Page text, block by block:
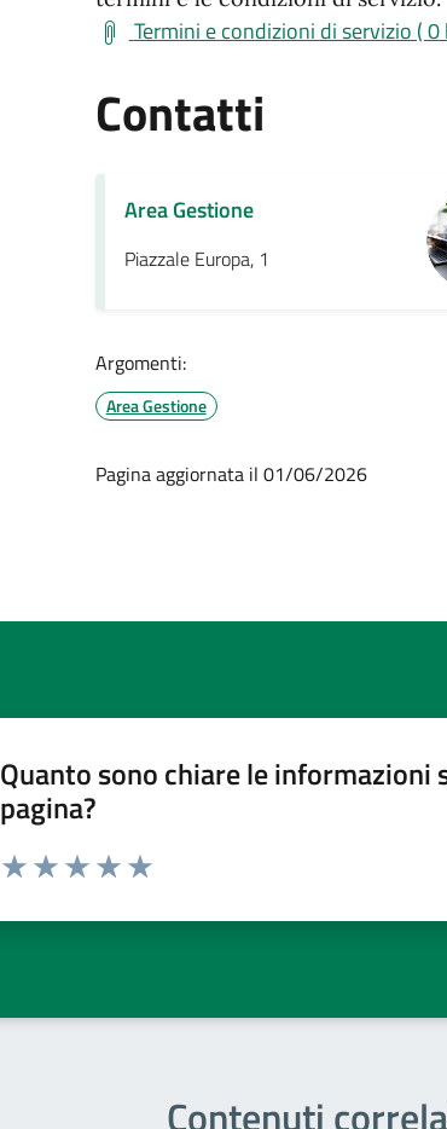
Termini e condizioni di servizio ( 0
Contatti
Area Gestione
Piazzale Europa, 1
Argomenti:
Area Gestione
Pagina aggiornata il 01/06/2026
Quanto sono chiare le informazioni
pagina?
Contenuti